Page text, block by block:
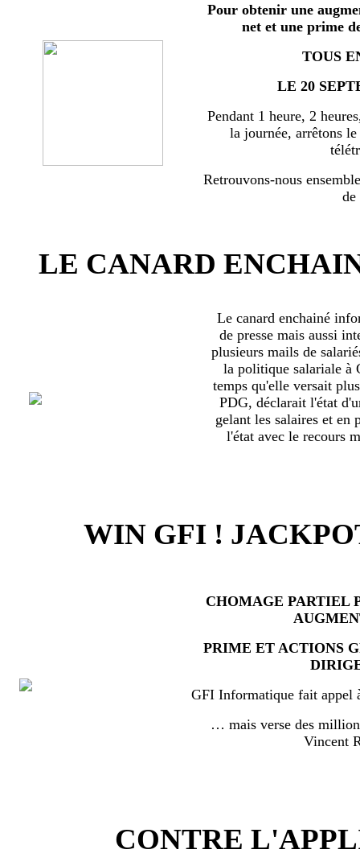
Pour obtenir une
net et une prime
TOUS
LE 20
Pendant 1 heure, 2
la journée, arrêtons
Retrouvons-nous
de
LE CANARD
Le canard enchainé
de presse mais aussi
plusieurs mails de
la politique salariale à
temps qu'elle versait
PDG, déclarait l'état
gelant les salaires et en
l'état avec le recours
WIN GFI !
CHOMAGE PARTIEL
PRIME ET ACTIONS
GFI Informatique fait appel
… mais verse des
Vincent
CONTRE